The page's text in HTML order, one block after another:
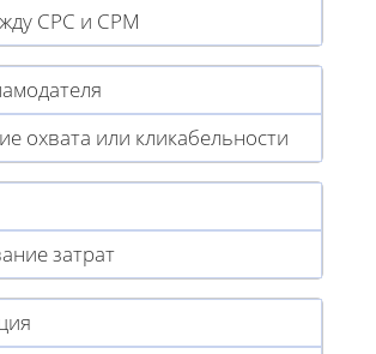
CPC и CPM
охвата или кликабельности
затрат